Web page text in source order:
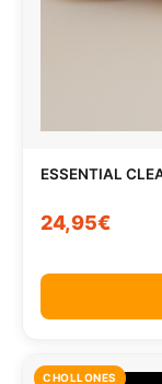
ESSENTIAL
24,95€
CHOLLONES